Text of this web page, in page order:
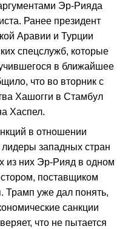
Эр-Рияда
Ранее президент
Аравии и Турции
спецслужб, которые
в ближайшее
что во вторник с
Хашогги в Стамбул
Хаспел.
в отношении
западных стран
из них Эр-Рияд в одном
поставщиком
Трамп уже дал понять,
санкции
что не пытается